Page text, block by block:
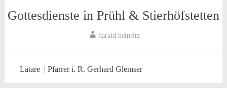
Gottesdienste in Prühl & Stierhöfstetten
harald.heinritz
Lätare | Pfarrer i. R. Gerhard Glemser